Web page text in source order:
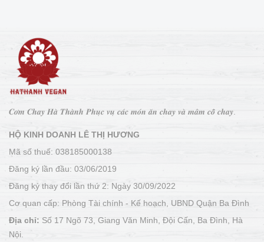
𝑪𝒐̛𝒎 𝑪𝒉𝒂𝒚 𝑯𝒂̀ 𝑻𝒉𝒂̀𝒏𝒉 𝑷𝒉𝒖̣𝒄 𝒗𝒖̣ 𝒄𝒂́𝒄 𝒎𝒐́𝒏 𝒂̆𝒏 𝒄𝒉𝒂𝒚 𝒗𝒂̀ 𝒎𝒂̂𝒎 𝒄𝒐̂̃ 𝒄𝒉𝒂𝒚.
HỘ KINH DOANH LÊ THỊ HƯƠNG
Mã số thuế: 038185000138
Đăng ký lần đầu: 03/06/2019
Đăng ký thay đổi lần thứ 2: Ngày 30/09/2022
Cơ quan cấp: Phòng Tài chính - Kế hoạch, UBND Quận Ba Đình
Địa chỉ: Số 17 Ngõ 73, Giang Văn Minh, Đội Cấn, Ba Đình, Hà
Nội.